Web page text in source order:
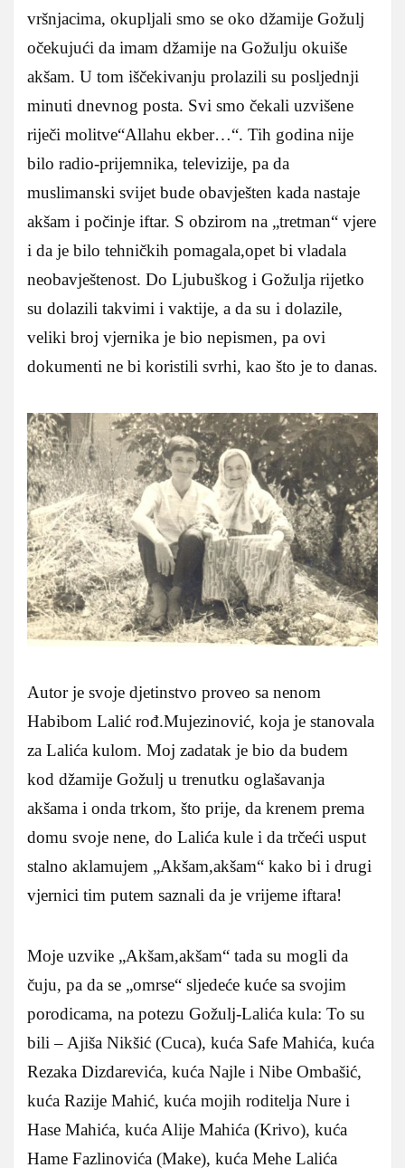
vršnjacima, okupljali smo se oko džamije Gožulj
očekujući da imam džamije na Gožulju okuiše
akšam. U tom iščekivanju prolazili su posljednji
minuti dnevnog posta. Svi smo čekali uzvišene
riječi molitve“Allahu ekber…“. Tih godina nije
bilo radio-prijemnika, televizije, pa da
muslimanski svijet bude obavješten kada nastaje
akšam i počinje iftar. S obzirom na „tretman“ vjere
i da je bilo tehničkih pomagala,opet bi vladala
neobavještenost. Do Ljubuškog i Gožulja rijetko
su dolazili takvimi i vaktije, a da su i dolazile,
veliki broj vjernika je bio nepismen, pa ovi
dokumenti ne bi koristili svrhi, kao što je to danas.
Autor je svoje djetinstvo proveo sa nenom
Habibom Lalić rođ.Mujezinović, koja je stanovala
za Lalića kulom. Moj zadatak je bio da budem
kod džamije Gožulj u trenutku oglašavanja
akšama i onda trkom, što prije, da krenem prema
domu svoje nene, do Lalića kule i da trčeći usput
stalno aklamujem „Akšam,akšam“ kako bi i drugi
vjernici tim putem saznali da je vrijeme iftara!
Moje uzvike „Akšam,akšam“ tada su mogli da
čuju, pa da se „omrse“ sljedeće kuće sa svojim
porodicama, na potezu Gožulj-Lalića kula: To su
bili – Ajiša Nikšić (Cuca), kuća Safe Mahića, kuća
Rezaka Dizdarevića, kuća Najle i Nibe Ombašić,
kuća Razije Mahić, kuća mojih roditelja Nure i
Hase Mahića, kuća Alije Mahića (Krivo), kuća
Hame Fazlinovića (Make), kuća Mehe Lalića